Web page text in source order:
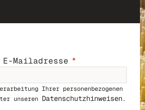
Mailadresse
Ihrer personenbezogenen
unseren Datenschutzhinweisen.